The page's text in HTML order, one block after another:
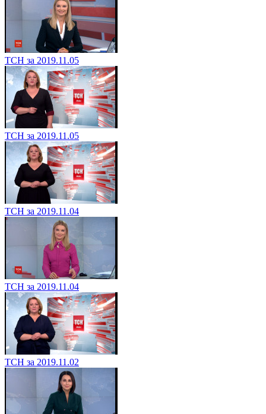
ТСН за 2019.11.05
ТСН за 2019.11.05
ТСН за 2019.11.04
ТСН за 2019.11.04
ТСН за 2019.11.02